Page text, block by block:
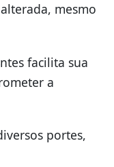
mesmo
facilita sua
a
portes,